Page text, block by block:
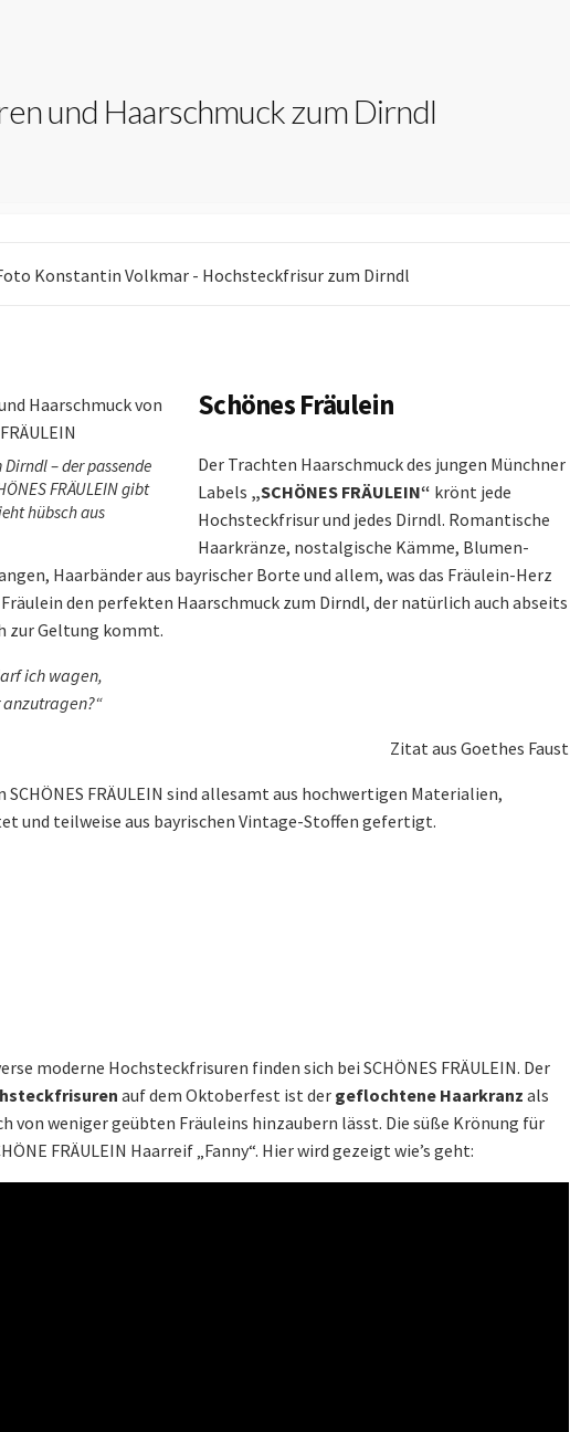
und Haarschmuck zum Dirndl
– der passende
FRÄULEIN gibt
hübsch aus
Schönes Fräulein
Der Trachten Haarschmuck des jungen Münchner
Labels „SCHÖNES FRÄULEIN“ krönt jede
Hochsteckfrisur und jedes Dirndl. Romantische
Haarkränze, nostalgische Kämme, Blumen-
Haarbänder aus bayrischer Borte und allem, was das Fräulein-Herz
den perfekten Haarschmuck zum Dirndl, der natürlich auch abseits
zur Geltung kommt.
ich wagen,
anzutragen?“
Zitat aus Goethes Faust
SCHÖNES FRÄULEIN sind allesamt aus hochwertigen Materialien,
und teilweise aus bayrischen Vintage-Stoffen gefertigt.
moderne Hochsteckfrisuren finden sich bei SCHÖNES FRÄULEIN. Der
auf dem Oktoberfest ist der geflochtene Haarkranz als
von weniger geübten Fräuleins hinzaubern lässt. Die süße Krönung für
FRÄULEIN Haarreif „Fanny“. Hier wird gezeigt wie’s geht: